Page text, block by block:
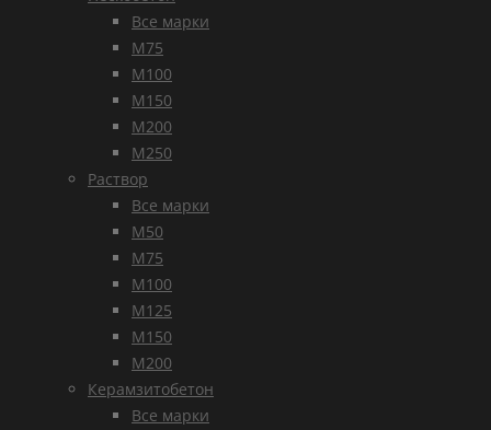
Все марки
М75
М100
М150
М200
М250
Раствор
Все марки
М50
М75
М100
М125
М150
М200
Керамзитобетон
Все марки